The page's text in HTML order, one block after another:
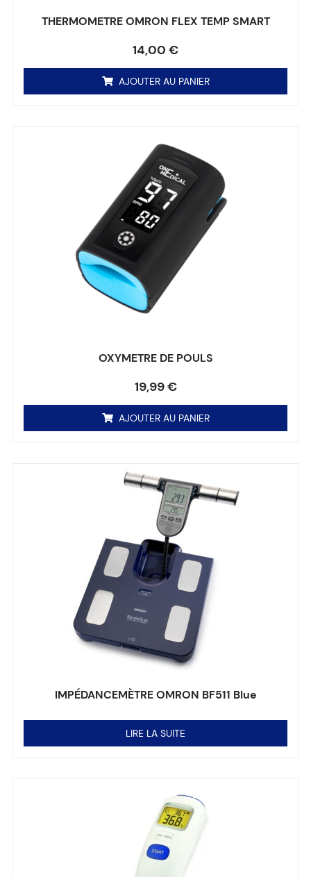
THERMOMETRE OMRON FLEX TEMP SMART
14,00 €
AJOUTER AU PANIER
OXYMETRE DE POULS
19,99€
AJOUTER AU PANIER
IMPÉDANCEMÈTRE OMRON BF511 Blue
LIRE LA SUITE